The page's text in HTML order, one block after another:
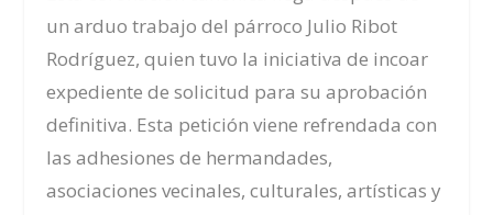
un arduo trabajo del párroco Julio Ribot
Rodríguez, quien tuvo la iniciativa de incoar
expediente de solicitud para su aprobación
definitiva. Esta petición viene refrendada con
las adhesiones de hermandades,
asociaciones vecinales, culturales, artísticas y